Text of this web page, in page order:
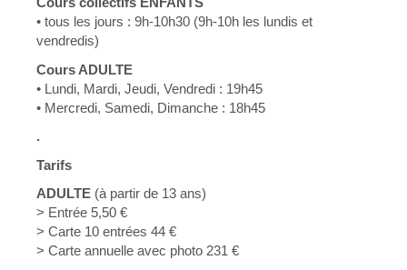
Aquabike
: Lundi et Vendredi à 11h45 / Mardi et
Jeudi à 18h45
Aquabike: Lundi et Vendredi à 10h15 / Mardi et
Jeudi à 18h45
Jeudi à 18h45
• tous les jours : 9h-10h30 (9h-10h les lundis et
vendredis)
Cours ADULTE
• Lundi, Mardi, Jeudi, Vendredi : 19h45
• Mercredi, Samedi, Dimanche : 18h45
.
Tarifs
ADULTE (à partir de 13 ans)
> Entrée 5,50 €
> Carte 10 entrées 44 €
> Carte annuelle avec photo 231 €